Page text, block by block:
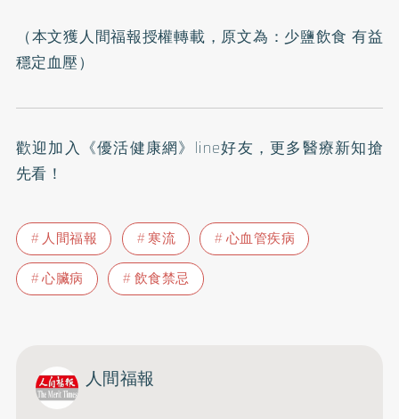
（本文獲人間福報授權轉載，原文為： 少鹽飲食 有益
穩定血壓）
歡迎加入 《優活健康網》line好友 ，更多醫療新知搶
先看！
人間福報 寒流
心血管疾病
心臟病
飲食禁忌
人間福報